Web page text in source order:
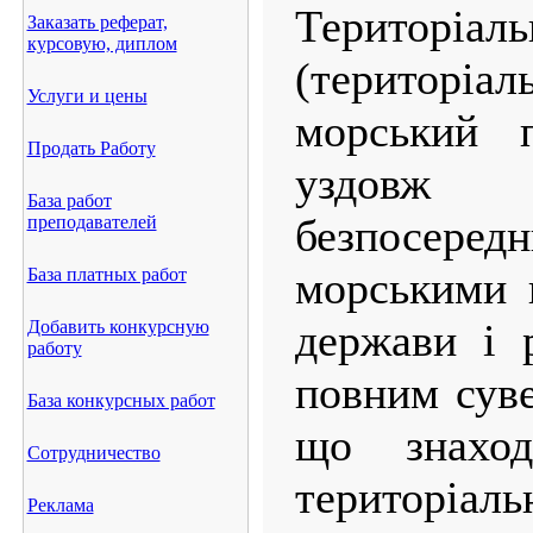
Заказать реферат,
курсовую, диплом
Услуги и цены
Продать Работу
База работ
преподавателей
База платных работ
Добавить конкурсную
работу
База конкурсных работ
Сотрудничество
Реклама
морський
морськими
держави і
повним
що